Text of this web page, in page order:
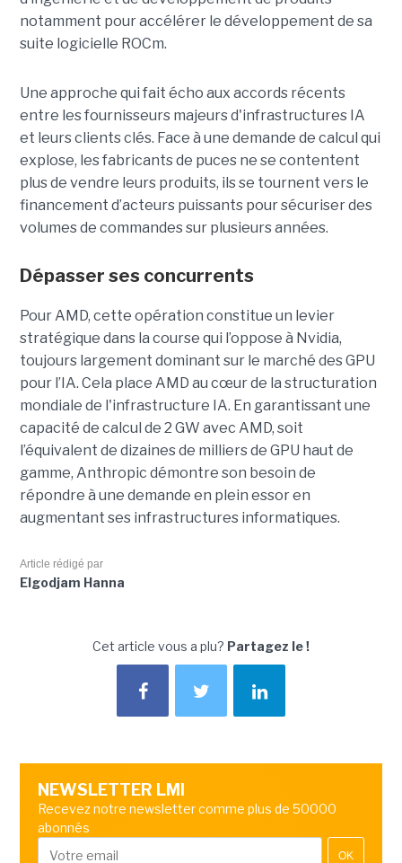
notamment pour accélérer le développement de sa
suite logicielle ROCm.
Une approche qui fait écho aux accords récents
entre les fournisseurs majeurs d'infrastructures IA
et leurs clients clés. Face à une demande de calcul qui
explose, les fabricants de puces ne se contentent
plus de vendre leurs produits, ils se tournent vers le
financement d’acteurs puissants pour sécuriser des
volumes de commandes sur plusieurs années.
Dépasser ses concurrents
Pour AMD, cette opération constitue un levier
stratégique dans la course qui l’oppose à Nvidia,
toujours largement dominant sur le marché des GPU
pour l’IA. Cela place AMD au cœur de la structuration
mondiale de l'infrastructure IA. En garantissant une
capacité de calcul de 2 GW avec AMD, soit
l’équivalent de dizaines de milliers de GPU haut de
gamme, Anthropic démontre son besoin de
répondre à une demande en plein essor en
augmentant ses infrastructures informatiques.
Article rédigé par
Elgodjam Hanna
Cet article vous a plu? Partagez le !
NEWSLETTER LMI
Recevez notre newsletter comme plus de 50000
abonnés
OK